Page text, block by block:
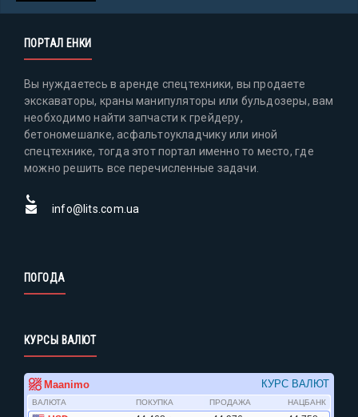
ПОРТАЛ ЕНКИ
Вы нуждаетесь в аренде спецтехники, вы продаете
экскаваторы, краны манипуляторы или бульдозеры, вам
необходимо найти запчасти к грейдеру,
бетономешалке, асфальтоукладчику или иной
спецтехнике, тогда этот портал именно то место, где
можно решить все перечисленные задачи.
info@lits.com.ua
ПОГОДА
КУРСЫ ВАЛЮТ